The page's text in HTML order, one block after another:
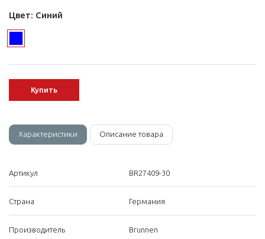
Цвет: Синий
Купить
Характеристики Описание товара
Артикул BR27409-30
Страна Германия
Производитель Brunnen